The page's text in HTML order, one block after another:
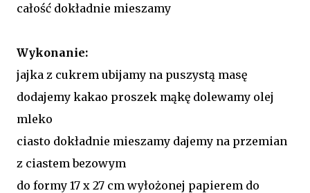
całość dokładnie mieszamy
Wykonanie:
jajka z cukrem ubijamy na puszystą masę
dodajemy kakao proszek mąkę dolewamy olej
mleko
ciasto dokładnie mieszamy dajemy na przemian
z ciastem bezowym
do formy 17 x 27 cm wyłożonej papierem do